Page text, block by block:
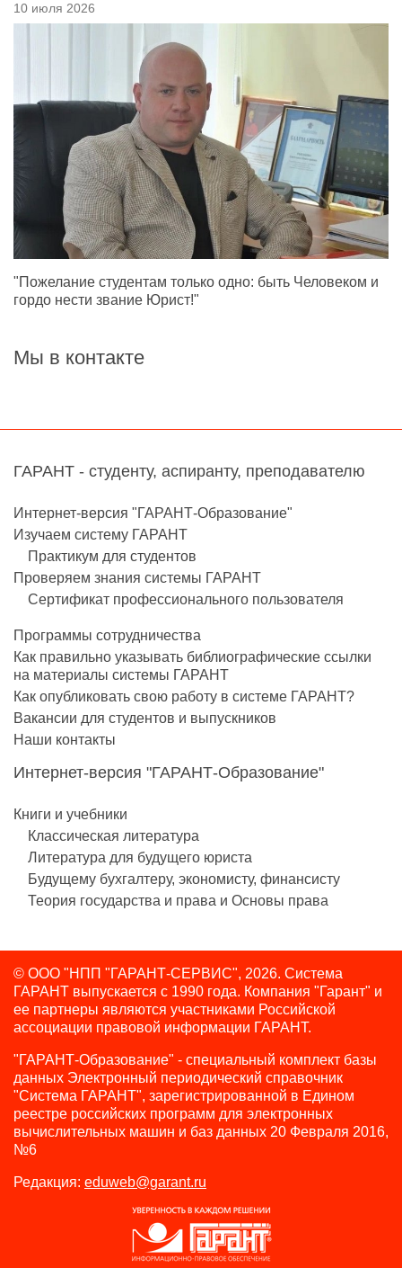
10 июля 2026
"Пожелание студентам только одно: быть Человеком и
гордо нести звание Юрист!"
Мы в контакте
ГАРАНТ - студенту, аспиранту, преподавателю
Интернет-версия "ГАРАНТ-Образование"
Изучаем систему ГАРАНТ
Практикум для студентов
Проверяем знания системы ГАРАНТ
Сертификат профессионального пользователя
Программы сотрудничества
Как правильно указывать библиографические ссылки
на материалы системы ГАРАНТ
Как опубликовать свою работу в системе ГАРАНТ?
Вакансии для студентов и выпускников
Наши контакты
Интернет-версия "ГАРАНТ-Образование"
Книги и учебники
Классическая литература
Литература для будущего юриста
Будущему бухгалтеру, экономисту, финансисту
Теория государства и права и Основы права
© ООО "НПП "ГАРАНТ-СЕРВИС", 2026. Система
ГАРАНТ выпускается с 1990 года. Компания "Гарант" и
ее партнеры являются участниками Российской
ассоциации правовой информации ГАРАНТ.
"ГАРАНТ-Образование" - специальный комплект базы
данных Электронный периодический справочник
"Система ГАРАНТ", зарегистрированной в Едином
реестре российских программ для электронных
вычислительных машин и баз данных 20 Февраля 2016,
№6
Редакция: eduweb@garant.ru